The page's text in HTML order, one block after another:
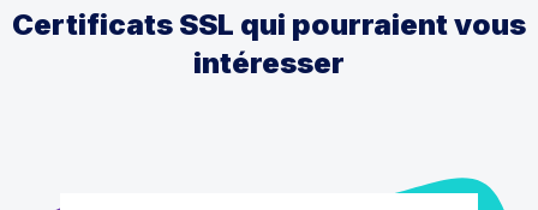
Certificats SSL qui pourraient vous
intéresser